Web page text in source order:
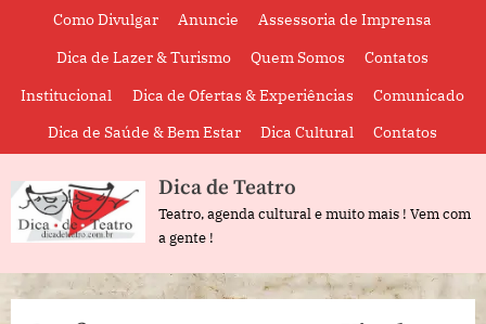
Como Divulgar Anuncie
Assessoria de Imprensa
Dica de Lazer & Turismo
Quem Somos
Contatos
Institucional
Dica de Ofertas & Experiências
Comunicado
Dica de Saúde & Bem Estar
Dica Cultural Contatos
Dica de Teatro
Teatro, agenda cultural e muito mais ! Vem com
a gente !